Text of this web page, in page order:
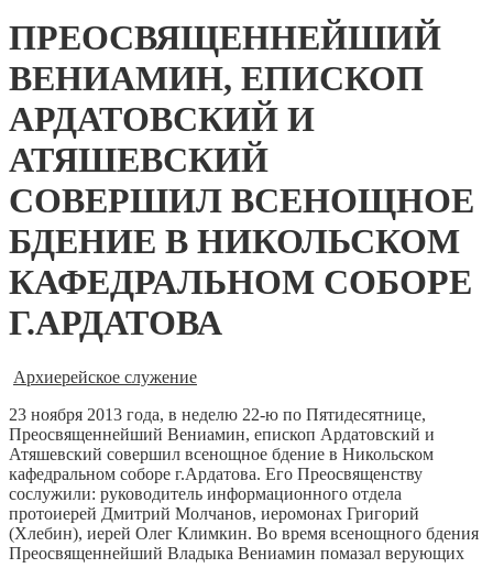
ПРЕОСВЯЩЕННЕЙШИЙ
ВЕНИАМИН, ЕПИСКОП
АРДАТОВСКИЙ И
АТЯШЕВСКИЙ
СОВЕРШИЛ ВСЕНОЩНОЕ
БДЕНИЕ В НИКОЛЬСКОМ
КАФЕДРАЛЬНОМ СОБОРЕ
Г.АРДАТОВА
Архиерейское служение
23 ноября 2013 года, в неделю 22-ю по Пятидесятнице,
Преосвященнейший Вениамин, епископ Ардатовский и
Атяшевский совершил всенощное бдение в Никольском
кафедральном соборе г.Ардатова. Его Преосвященству
сослужили: руководитель информационного отдела
протоиерей Дмитрий Молчанов, иеромонах Григорий
(Хлебин), иерей Олег Климкин. Во время всенощного бдения
Преосвященнейший Владыка Вениамин помазал верующих